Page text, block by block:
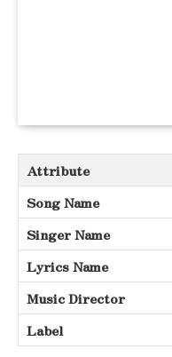
Attribute
Song Name
Singer Name
Lyrics Name
Music Director
Label